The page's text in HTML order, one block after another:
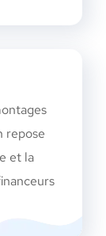
repose
et la